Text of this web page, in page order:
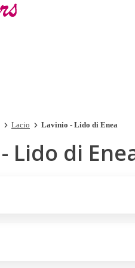
Lacio Lavinio - Lido di Enea
Lido di